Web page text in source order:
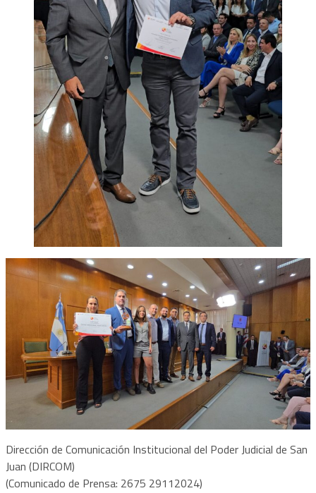
Dirección de Comunicación Institucional del Poder Judicial de San
Juan (DIRCOM)
(Comunicado de Prensa: 2675 29112024)